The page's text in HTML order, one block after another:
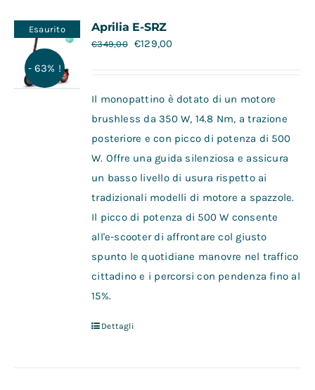
Contatti
Esaurito
- 63% !
Aprilia E-SRZ
€349,00 €129,00
Il monopattino è dotato di un motore
brushless da 350 W, 14.8 Nm, a trazione
posteriore e con picco di potenza di 500
W. Offre una guida silenziosa e assicura
un basso livello di usura rispetto ai
tradizionali modelli di motore a spazzole.
Il picco di potenza di 500 W consente
all'e-scooter di affrontare col giusto
spunto le quotidiane manovre nel traffico
cittadino e i percorsi con pendenza fino al
15%.
Dettagli